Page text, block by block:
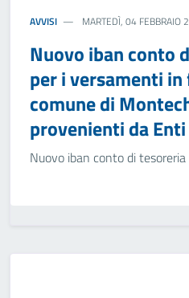
AVVISI MARTEDÌ, 04 FEBBRAIO
Nuovo iban conto
per i versamenti
comune di
provenienti da
Nuovo iban conto di